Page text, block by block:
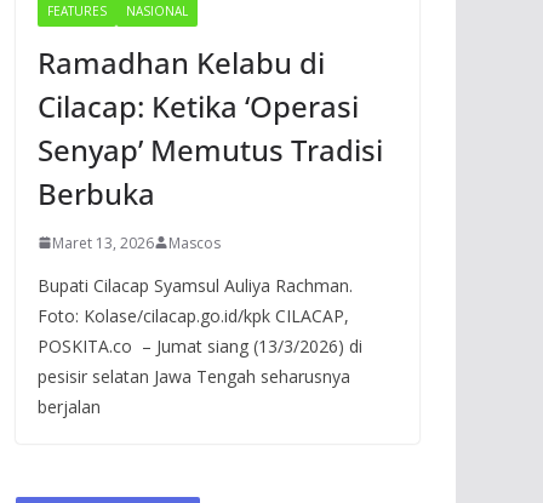
FEATURES NASIONAL
Ramadhan Kelabu di
Cilacap: Ketika ‘Operasi
Senyap’ Memutus Tradisi
Berbuka
Maret 13, 2026 Mascos
Bupati Cilacap Syamsul Auliya Rachman.
Foto: Kolase/cilacap.go.id/kpk CILACAP,
POSKITA.co – Jumat siang (13/3/2026) di
pesisir selatan Jawa Tengah seharusnya
berjalan